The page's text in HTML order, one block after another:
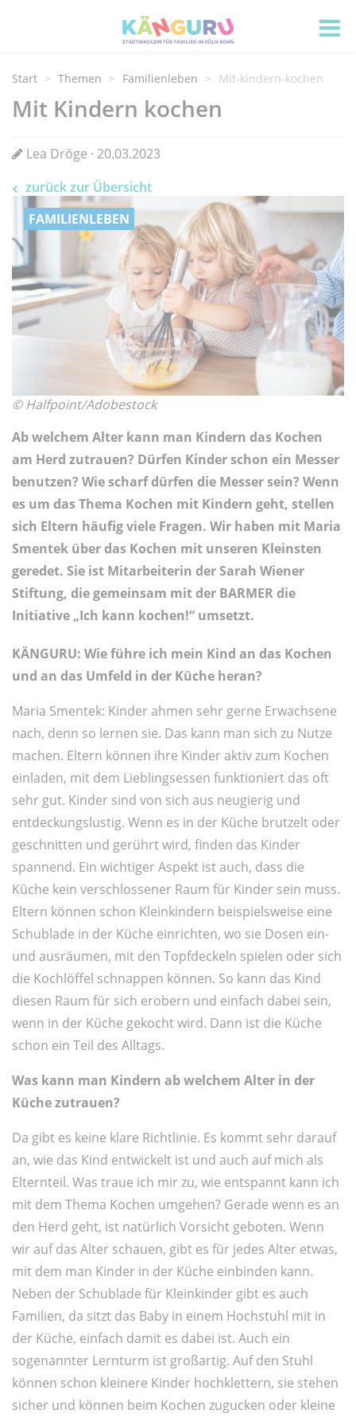
Start Themen Familienleben Mit-kindern-kochen
Mit Kindern kochen
Lea Dröge · 20.03.2023
zurück zur Übersicht
FAMILIENLEBEN
© Halfpoint/Adobestock
Ab welchem Alter kann man Kindern das Kochen
am Herd zutrauen? Dürfen Kinder schon ein Messer
benutzen? Wie scharf dürfen die Messer sein? Wenn
es um das Thema Kochen mit Kindern geht, stellen
sich Eltern häufig viele Fragen. Wir haben mit Maria
Smentek über das Kochen mit unseren Kleinsten
geredet. Sie ist Mitarbeiterin der Sarah Wiener
Stiftung, die gemeinsam mit der BARMER die
Initiative „Ich kann kochen!“ umsetzt.
KÄNGURU: Wie führe ich mein Kind an das Kochen
und an das Umfeld in der Küche heran?
Maria Smentek: Kinder ahmen sehr gerne Erwachsene
nach, denn so lernen sie. Das kann man sich zu Nutze
machen. Eltern können ihre Kinder aktiv zum Kochen
einladen, mit dem Lieblingsessen funktioniert das oft
sehr gut. Kinder sind von sich aus neugierig und
entdeckungslustig. Wenn es in der Küche brutzelt oder
geschnitten und gerührt wird, finden das Kinder
spannend. Ein wichtiger Aspekt ist auch, dass die
Küche kein verschlossener Raum für Kinder sein muss.
Eltern können schon Kleinkindern beispielsweise eine
Schublade in der Küche einrichten, wo sie Dosen ein-
und ausräumen, mit den Topfdeckeln spielen oder sich
die Kochlöffel schnappen können. So kann das Kind
diesen Raum für sich erobern und einfach dabei sein,
wenn in der Küche gekocht wird. Dann ist die Küche
schon ein Teil des Alltags.
Was kann man Kindern ab welchem Alter in der
Küche zutrauen?
Da gibt es keine klare Richtlinie. Es kommt sehr darauf
an, wie das Kind entwickelt ist und auch auf mich als
Elternteil. Was traue ich mir zu, wie entspannt kann ich
mit dem Thema Kochen umgehen? Gerade wenn es an
den Herd geht, ist natürlich Vorsicht geboten. Wenn
wir auf das Alter schauen, gibt es für jedes Alter etwas,
mit dem man Kinder in der Küche einbinden kann.
Neben der Schublade für Kleinkinder gibt es auch
Familien, da sitzt das Baby in einem Hochstuhl mit in
der Küche, einfach damit es dabei ist. Auch ein
sogenannter Lernturm ist großartig. Auf den Stuhl
können schon kleinere Kinder hochklettern, sie stehen
sicher und können beim Kochen zugucken oder kleine